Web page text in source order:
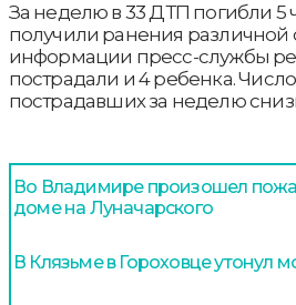
За неделю в 33 ДТП погибли 5
получили ранения различной
информации пресс-службы
пострадали и 4 ребенка.
пострадавших за неделю
Во Владимире произошел
доме на Луначарского
В Клязьме в Гороховце утонул